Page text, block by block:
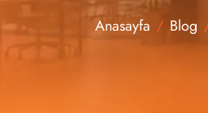
Anasayfa Blog